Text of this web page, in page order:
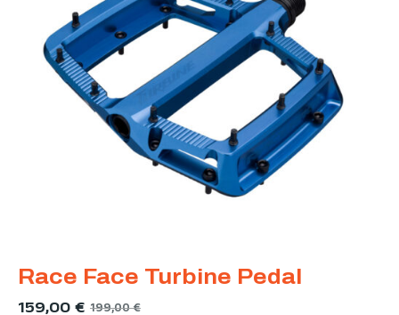
Race Face Turbine Pedal
199,00€